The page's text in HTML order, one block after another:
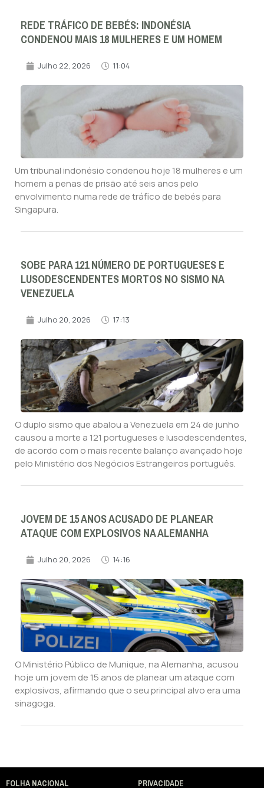
REDE TRÁFICO DE BEBÉS: INDONÉSIA
CONDENOU MAIS 18 MULHERES E UM HOMEM
Julho 22, 2026 11:04
Um tribunal indonésio condenou hoje 18 mulheres e um
homem a penas de prisão até seis anos pelo
envolvimento numa rede de tráfico de bebés para
Singapura.
SOBE PARA 121 NÚMERO DE PORTUGUESES E
LUSODESCENDENTES MORTOS NO SISMO NA
VENEZUELA
Julho 20, 2026 17:13
O duplo sismo que abalou a Venezuela em 24 de junho
causou a morte a 121 portugueses e lusodescendentes,
de acordo com o mais recente balanço avançado hoje
pelo Ministério dos Negócios Estrangeiros português.
JOVEM DE 15 ANOS ACUSADO DE PLANEAR
ATAQUE COM EXPLOSIVOS NA ALEMANHA
Julho 20, 2026 14:16
O Ministério Público de Munique, na Alemanha, acusou
hoje um jovem de 15 anos de planear um ataque com
explosivos, afirmando que o seu principal alvo era uma
sinagoga.
FOLHA NACIONAL PRIVACIDADE